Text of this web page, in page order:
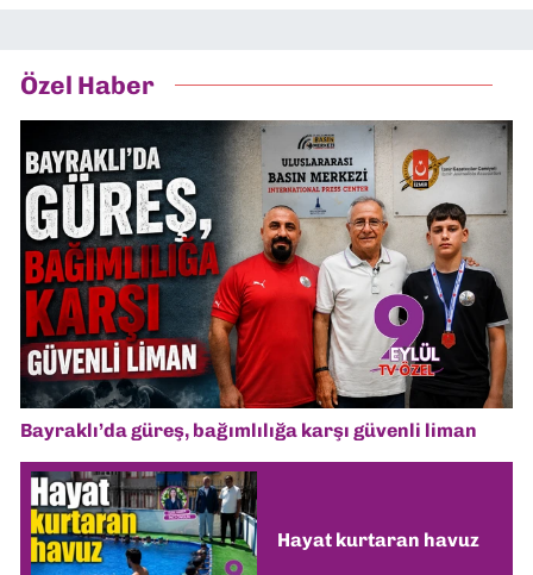
Özel Haber
Bayraklı’da güreş, bağımlılığa karşı güvenli liman
Hayat kurtaran havuz